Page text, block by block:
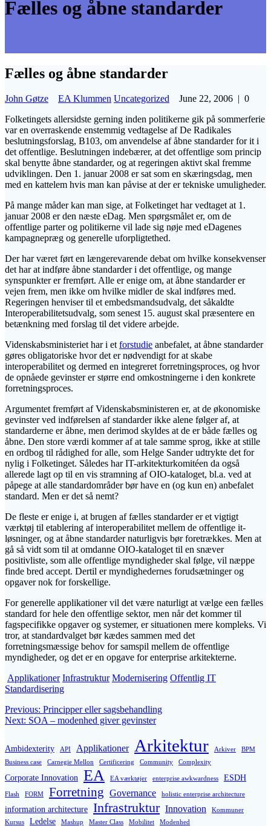
Fælles og åbne standarder
Fælles og åbne standarder
John Gøtze EA Klummen Uncategorized June 22, 2006 | 0
Folketingets allersidste gerning inden politikerne gik på sommerferie
var en overraskende enstemmig vedtagelse af De Radikales
beslutningsforslag, B103, om anvendelse af åbne standarder for it i
det offentlige. Beslutningen indebærer, at det offentlige som princip
skal benytte åbne standarder, og at regeringen aktivt skal fremme
udviklingen. Den 1. januar 2008 er sat som en skæringsdag, men
med en kattelem hvis man kan påvise at der er tekniske umuligheder.
På mange måder kan man sige, at Folketinget har vedtaget at 1.
januar 2008 er den næste eDag. Men spørgsmålet er, om de
offentlige parter og politikerne vil lade sig nøje med eDagenes
kampagnepræg og generelle uforpligtethed.
Der har været ført en længerevarende debat om hvilke konsekvenser
det har at indføre åbne standarder i det offentlige, og mange
synspunkter er fremført. Alle er enige om, at åbne standarder er
vejen frem, men ikke om hvilke midler de skal indføres med.
Regeringen henviser til et embedsmandsudvalg, det såkaldte
Interoperabilitetsudvalg, som senest 15. august skal præsentere en
betænkning med forslag til det videre arbejde.
Videnskabsministeriet har i etforstudie anbefalet, at åbne standarder
gøres obligatoriske hvor det er nødvendigt for at skabe
interoperabilitet og dermed en integreret forretningsproces, og hvor
de opnåede gevinster er større end omkostningerne i den konkrete
forretningsproces.
Argumentet fremført af Videnskabsministeren er, at de økonomiske
gevinster ved indførelsen af standarder ikke alene følger af, at
standarderne er åbne, men derimod skyldes at de er både fælles og
åbne. Den store værdi kommer af at tale samme sprog, ikke at stille
en ordbog til rådighed for alle, som Helge Sander udtrykte det for
nylig i Folketinget. Således har IT-arkitekturkomitéen da også
allerede lagt op til en vis stramning af OIO-kataloget, bl.a. ved at
påpege at alle standardområder bør have en (og kun en) anbefalet
standard. Men er det så nemt?
De fleste er enige i, at brugen af fælles standarder er et vigtigt
værktøj til etablering af interoperabilitet mellem de offentlige it-
løsninger, og at åbne standarder naturligvis bør foretrækkes. Men at
gå så vidt som til at omdanne OIO-kataloget til en snæver
positivliste, som alle offentlige myndigheder skal følge, vil næppe
finde bred accept. Dertil er myndighedernes forudsætninger og
opgaver nok for forskellige.
For generelle applikationer vil det være naturligt at vælge een fælles
standard for hele den offentlige sektor, men når det kommer til
fagspecifikke opgaver og systemer, er situationen mere kompleks. Vi
tror, at standardvalget bør kædes sammen med det
forretningsmæssige behov for samspil mellem de offentlige
myndigheder, og det er en opgave for enterprise arkitekterne.
Applikationer Infrastruktur Modernisering Offentlig IT
Standardisering
Post
navigation
Previous: Previous
post:
Principper eller sagsbehandling
Next: Next
SOA – modenhed giver gevinster
Ambidexterity API Applikationer Arkitektur Arkiver
BPM
Business case
Carnegie Mellon Certificering Community Complexity
Corporate Innovation EA EA værktøjer enterprise awkwardness ESDH
Flash FORM Forretning Governance holistic enterprise architecture
information architecture Infrastruktur Innovation
Kommuner
Kursus
Ledelse Mashup Master Class Mobilitet Modenhed